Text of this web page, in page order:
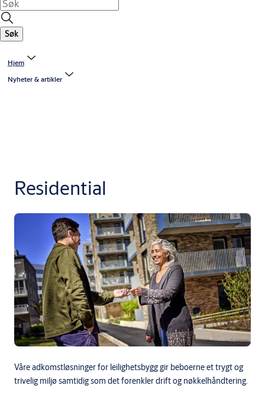
Søk
Hjem
Nyheter & artikler
Residential
Våre adkomstløsninger for leilighetsbygg gir beboerne et trygt og
trivelig miljø samtidig som det forenkler drift og nøkkelhåndtering.